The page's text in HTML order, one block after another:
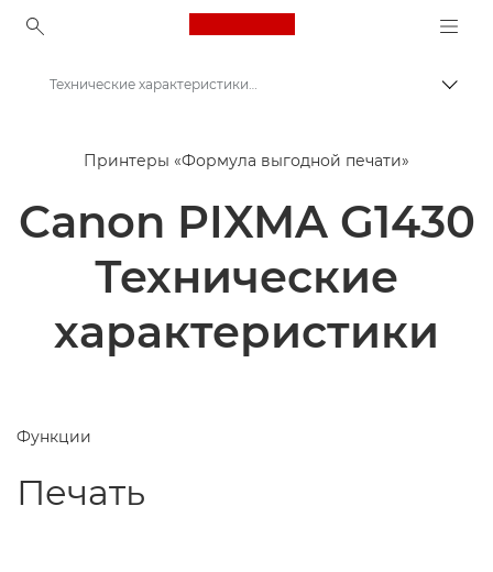
Canon Logo, back to
Принтеры Canon
Принтер Canon PIXMA G1430
Технические характеристики Canon PIXMA G1430
Принтеры «Формула выгодной печати»
Canon PIXMA G1430
Технические
характеристики
Функции
Печать